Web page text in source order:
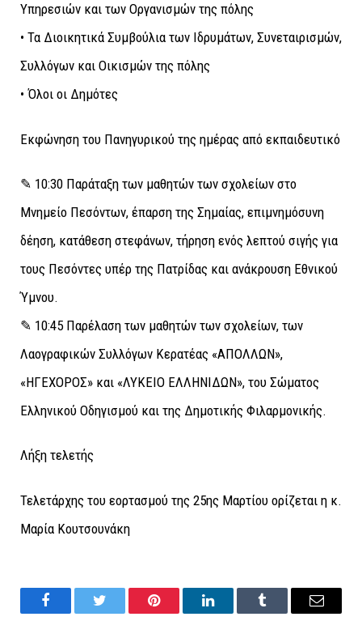
Υπηρεσιών και των Οργανισμών της πόλης
• Τα Διοικητικά Συμβούλια των Ιδρυμάτων, Συνεταιρισμών,
Συλλόγων και Οικισμών της πόλης
• Όλοι οι Δημότες
Εκφώνηση του Πανηγυρικού της ημέρας από εκπαιδευτικό
✎ 10:30 Παράταξη των μαθητών των σχολείων στο
Μνημείο Πεσόντων, έπαρση της Σημαίας, επιμνημόσυνη
δέηση, κατάθεση στεφάνων, τήρηση ενός λεπτού σιγής για
τους Πεσόντες υπέρ της Πατρίδας και ανάκρουση Εθνικού
Ύμνου.
✎ 10:45 Παρέλαση των μαθητών των σχολείων, των
Λαογραφικών Συλλόγων Κερατέας «ΑΠΟΛΛΩΝ»,
«ΗΓΕΧΟΡΟΣ» και «ΛΥΚΕΙΟ ΕΛΛΗΝΙΔΩΝ», του Σώματος
Ελληνικού Οδηγισμού και της Δημοτικής Φιλαρμονικής.
Λήξη τελετής
Τελετάρχης του εορτασμού της 25ης Μαρτίου ορίζεται η κ.
Μαρία Κουτσουνάκη
FacebookTwitter Pinterest LinkedInTumblr Email